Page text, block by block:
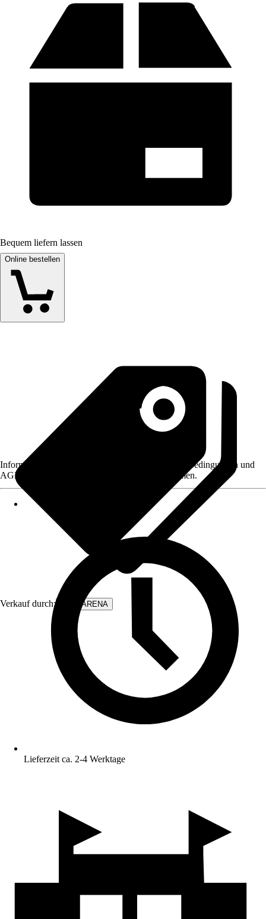
Bequem liefern lassen
Online bestellen
Verkauf durch: WALLARENA
Informationen des Verkäufers, wie z. B. Rückgabebedingungen und
AGB, finden Sie bei Klick auf den Verkäufernamen.
Lieferzeit ca. 2-4 Werktage